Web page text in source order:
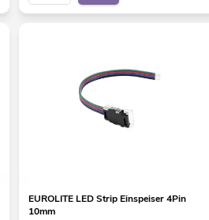
EUROLITE LED Strip Einspeiser 4Pin
10mm